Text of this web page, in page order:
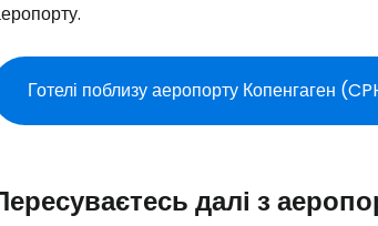
Готелі поблизу аеропорту Копенгаген
далі з